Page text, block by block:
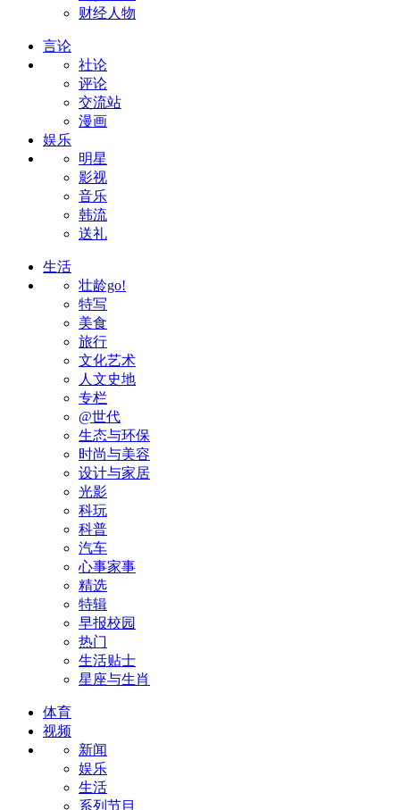
财经人物
言论
社论
评论
交流站
漫画
娱乐
明星
影视
音乐
韩流
送礼
生活
壮龄go!
特写
美食
旅行
文化艺术
人文史地
专栏
@世代
生态与环保
时尚与美容
设计与家居
光影
科玩
科普
汽车
心事家事
精选
特辑
早报校园
热门
生活贴士
星座与生肖
体育
视频
新闻
娱乐
生活
系列节目